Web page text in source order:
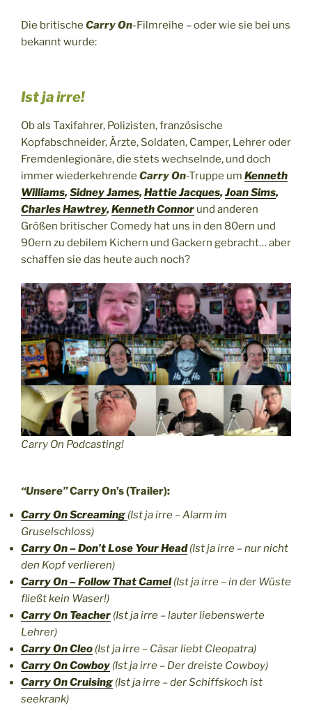
Die britische Carry On-Filmreihe – oder wie sie bei uns
bekannt wurde:
Ist ja irre!
Ob als Taxifahrer, Polizisten, französische
Kopfabschneider, Ärzte, Soldaten, Camper, Lehrer oder
Fremdenlegionäre, die stets wechselnde, und doch
immer wiederkehrende Carry On-Truppe um Kenneth
Williams,Sidney James,Hattie Jacques,Joan Sims,
Charles Hawtrey,Kenneth Connor und anderen
Größen britischer Comedy hat uns in den 80ern und
90ern zu debilem Kichern und Gackern gebracht… aber
schaffen sie das heute auch noch?
Carry On Podcasting!
“Unsere”Carry On’s (Trailer):
Carry On Screaming (Ist ja irre – Alarm im
Gruselschloss)
Carry On – Don’t Lose Your Head (Ist ja irre – nur nicht
den Kopf verlieren)
Carry On – Follow That Camel (Ist ja irre – in der Wüste
fließt kein Waser!)
Carry On Teacher (Ist ja irre – lauter liebenswerte
Lehrer)
Carry On Cleo (Ist ja irre – Cäsar liebt Cleopatra)
Carry On Cowboy (Ist ja irre – Der dreiste Cowboy)
Carry On Cruising (Ist ja irre – der Schiffskoch ist
seekrank)